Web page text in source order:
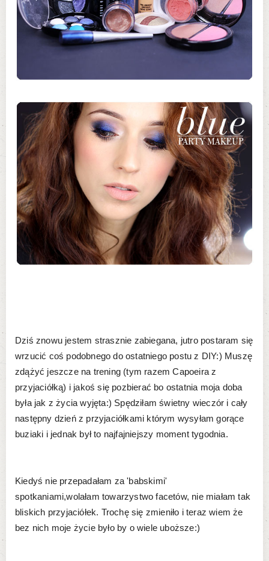
Dziś znowu jestem strasznie zabiegana, jutro postaram się
wrzucić coś podobnego do ostatniego postu z DIY:) Muszę
zdążyć jeszcze na trening (tym razem Capoeira z
przyjaciółką) i jakoś się pozbierać bo ostatnia moja doba
była jak z życia wyjęta:) Spędziłam świetny wieczór i cały
następny dzień z przyjaciółkami którym wysyłam gorące
buziaki i jednak był to najfajniejszy moment tygodnia.
Kiedyś nie przepadałam za 'babskimi'
spotkaniami,wolałam towarzystwo facetów, nie miałam tak
bliskich przyjaciółek. Trochę się zmieniło i teraz wiem że
bez nich moje życie było by o wiele uboższe:)